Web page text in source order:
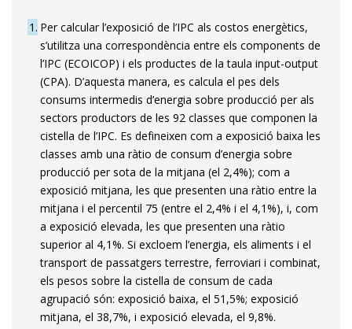
1 Per calcular l’exposició de l’IPC als costos energètics,
s’utilitza una correspondència entre els components de
l’IPC (ECOICOP) i els productes de la taula input-output
(CPA). D’aquesta manera, es calcula el pes dels
consums intermedis d’energia sobre producció per als
sectors productors de les 92 classes que componen la
cistella de l’IPC. Es defineixen com a exposició baixa les
classes amb una ràtio de consum d’energia sobre
producció per sota de la mitjana (el 2,4%); com a
exposició mitjana, les que presenten una ràtio entre la
mitjana i el percentil 75 (entre el 2,4% i el 4,1%), i, com
a exposició elevada, les que presenten una ràtio
superior al 4,1%. Si excloem l’energia, els aliments i el
transport de passatgers terrestre, ferroviari i combinat,
els pesos sobre la cistella de consum de cada
agrupació són: exposició baixa, el 51,5%; exposició
mitjana, el 38,7%, i exposició elevada, el 9,8%.